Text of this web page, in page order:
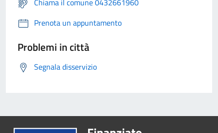
Chiama il comune 0432661960
Prenota un appuntamento
Problemi in città
Segnala disservizio